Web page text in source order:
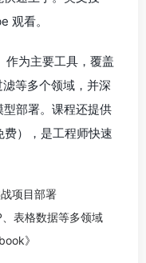
观看。
为主要工具，覆盖
等多个领域，并深
部署。课程还提供
），是工程师快速
项目部署
表格数据等多领域
》